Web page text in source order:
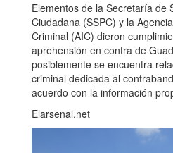
Elementos de la Secretaría de
Ciudadana (SSPC) y la
Criminal (AIC) dieron
aprehensión en contra de
posiblemente se encuentra
criminal dedicada al
acuerdo con la información
Elarsenal.net